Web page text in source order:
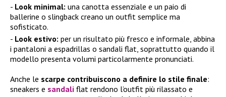
Look minimal: una canotta essenziale e un paio di
ballerine o slingback creano un outfit semplice ma
sofisticato.
Look estivo: per un risultato più fresco e informale, abbina
i pantaloni a espadrillas o sandali flat, soprattutto quando il
modello presenta volumi particolarmente pronunciati.
Anche le scarpe contribuiscono a definire lo stile finale:
sneakers e sandali flat rendono l’outfit più rilassato e